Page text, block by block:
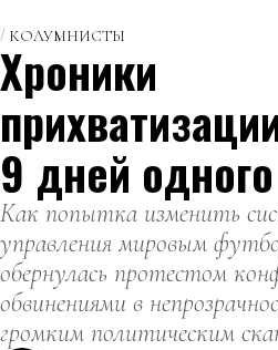
КОЛУМНИСТЫ
Хроники
9 дней
Как попытка изменить
управления мировым
обернулась протестом
обвинениями в
громким политическим